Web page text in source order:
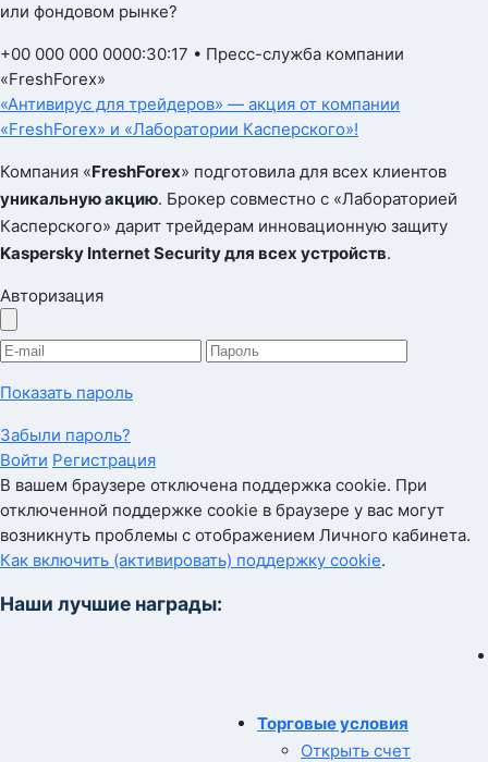
или фондовом рынке?
+00 000 000 0000:30:17 • Пресс-служба компании
«FreshForex»
«Антивирус для трейдеров» — акция от компании
«FreshForex» и «Лаборатории Касперского»!
Компания «FreshForex» подготовила для всех клиентов
уникальную акцию. Брокер совместно с «Лабораторией
Касперского» дарит трейдерам инновационную защиту
Kaspersky Internet Security для всех устройств.
Авторизация
Показать пароль
Забыли пароль?
Войти Регистрация
В вашем браузере отключена поддержка cookie. При
отключенной поддержке cookie в браузере у вас могут
возникнуть проблемы с отображением Личного кабинета.
Как включить (активировать) поддержку cookie.
Наши лучшие награды:
Торговые условия
Открыть счет